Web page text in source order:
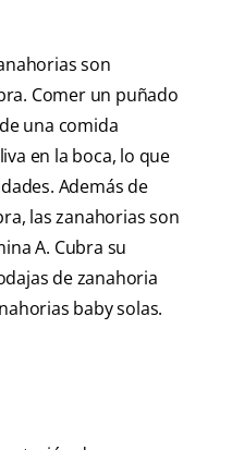
son
Comer un puñado
una comida
en la boca, lo que
Además de
las zanahorias son
A. Cubra su
de zanahoria
baby solas.